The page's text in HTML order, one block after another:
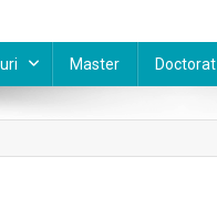
Master Doctorat